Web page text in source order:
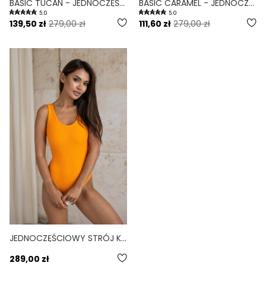
BASIC TUCAN - JEDNOCZĘŚCIOWY STRÓJ KĄPIELOWY MODELUJĄCY ZABUDOWANY ŻÓŁTY
5.0
139,50 zł 279,00 zł
BASIC CARAMEL - JEDNOCZĘŚCIOWY STRÓJ KĄPIELOWY MODELUJĄCY ZABUDOWANY KARMELOWY
5.0
111,60 zł 279,00 zł
JEDNOCZĘŚCIOWY STRÓJ KĄPIELOWY MODELUJĄCY ZABUDOWANY BASIC SCRUNCHIE POMARAŃCZOWY SUNSET
289,00 zł